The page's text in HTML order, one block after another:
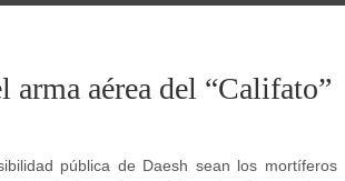
arma aérea del “Califato”
pública de Daesh sean los mortíferos